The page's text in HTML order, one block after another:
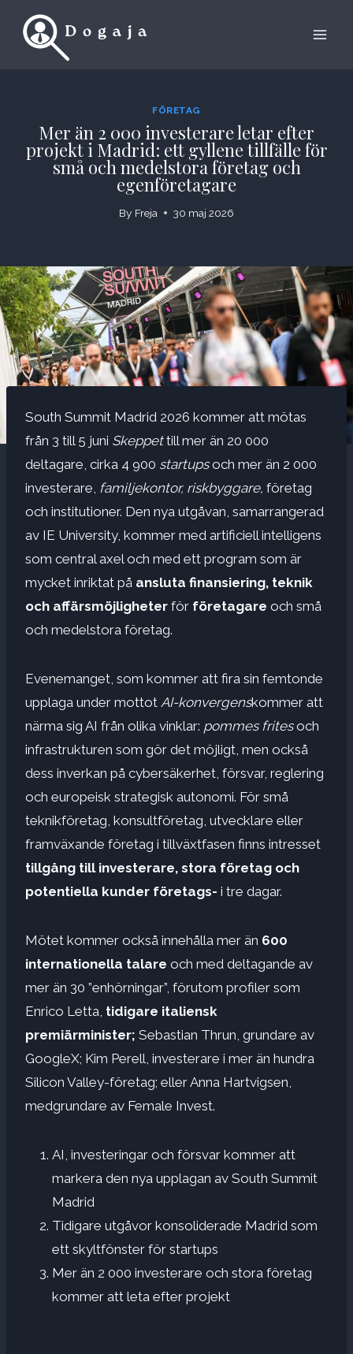
FÖRETAG
Mer än 2 000 investerare letar efter
projekt i Madrid: ett gyllene tillfälle för
små och medelstora företag och
egenföretagare
By Freja 30 maj 2026
South Summit Madrid 2026 kommer att mötas
från 3 till 5 juni Skeppettill mer än 20 000
deltagare, cirka 4 900 startupsoch mer än 2 000
investerare, familjekontor, riskbyggare, företag
och institutioner. Den nya utgåvan, samarrangerad
av IE University, kommer med artificiell intelligens
som central axel och med ett program som är
mycket inriktat på ansluta finansiering, teknik
och affärsmöjligheter för företagare och små
och medelstora företag.
Evenemanget, som kommer att fira sin femtonde
upplaga under mottot AI-konvergenskommer att
närma sig AI från olika vinklar: pommes fritesoch
infrastrukturen som gör det möjligt, men också
dess inverkan på cybersäkerhet, försvar, reglering
och europeisk strategisk autonomi. För små
teknikföretag, konsultföretag, utvecklare eller
framväxande företag i tillväxtfasen finns intresset
tillgång till investerare, stora företag och
potentiella kunder företags- i tre dagar.
Mötet kommer också innehålla mer än 600
internationella talare och med deltagande av
mer än 30 ”enhörningar”, förutom profiler som
Enrico Letta, tidigare italiensk
premiärminister; Sebastian Thrun, grundare av
GoogleX; Kim Perell, investerare i mer än hundra
Silicon Valley-företag; eller Anna Hartvigsen,
medgrundare av Female Invest.
AI, investeringar och försvar kommer att
markera den nya upplagan av South Summit
Madrid
Tidigare utgåvor konsoliderade Madrid som
ett skyltfönster för startups
Mer än 2 000 investerare och stora företag
kommer att leta efter projekt